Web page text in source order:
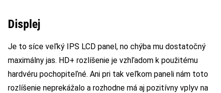
Displej
Je to síce veľký IPS LCD panel, no chýba mu dostatočný
maximálny jas. HD+ rozlíšenie je vzhľadom k použitému
hardvéru pochopiteľné. Ani pri tak veľkom paneli nám toto
rozlíšenie neprekážalo a rozhodne má aj pozitívny vplyv na